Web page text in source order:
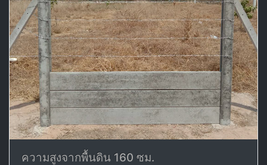
ความสูงจากพื้นดิน 160 ซม.